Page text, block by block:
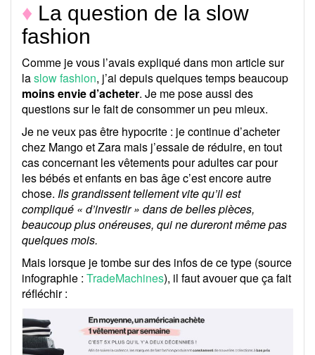
♦ La question de la slow
fashion
Comme je vous l’avais expliqué dans mon article sur
laslow fashion, j’ai depuis quelques temps beaucoup
moins envie d’acheter. Je me pose aussi des
questions sur le fait de consommer un peu mieux.
Je ne veux pas être hypocrite : je continue d’acheter
chez Mango et Zara mais j’essaie de réduire, en tout
cas concernant les vêtements pour adultes car pour
les bébés et enfants en bas âge c’est encore autre
chose. Ils grandissent tellement vite qu’il est
compliqué « d’investir » dans de belles pièces,
beaucoup plus onéreuses, qui ne dureront même pas
quelques mois.
Mais lorsque je tombe sur des infos de ce type (source
infographie : TradeMachines), il faut avouer que ça fait
réfléchir :